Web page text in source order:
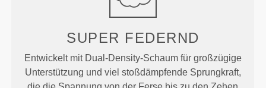
SUPER FEDERND
Entwickelt mit Dual-Density-Schaum für großzügige
Unterstützung und viel stoßdämpfende Sprungkraft,